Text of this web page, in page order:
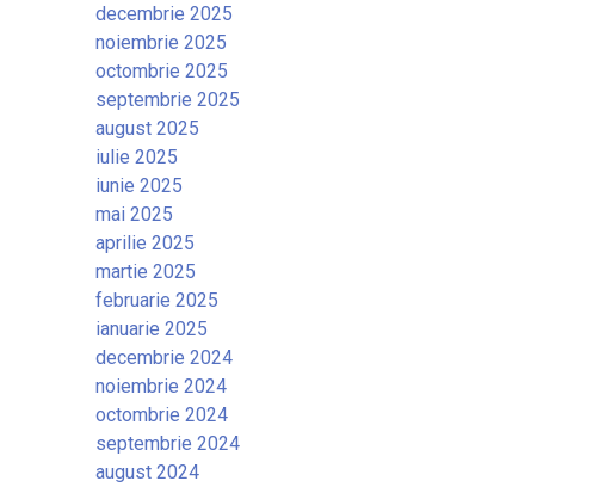
decembrie 2025
noiembrie 2025
octombrie 2025
septembrie 2025
august 2025
iulie 2025
iunie 2025
mai 2025
aprilie 2025
martie 2025
februarie 2025
ianuarie 2025
decembrie 2024
noiembrie 2024
octombrie 2024
septembrie 2024
august 2024